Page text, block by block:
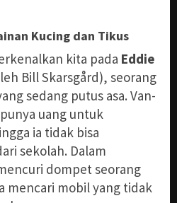
Kucing dan Tikus
kita pada Eddie
Bill Skarsgård), seorang
sedang putus asa. Van-
uang untuk
ia tidak bisa
sekolah. Dalam
dompet seorang
mencari mobil yang tidak